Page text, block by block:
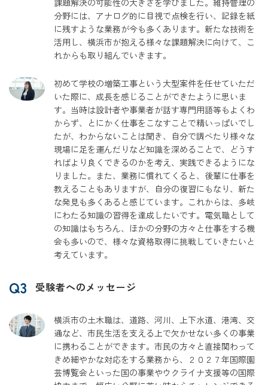
課題解決の可能性の大きさを学びました。維持管理の
分野には、アナログ的に目視で点検を行い、記録を紙
に残すような業務が今も多くあります。新たな技術を
活用し、横浜市が抱える様々な課題解決に向けて、こ
れからも取り組んでいきます。
初めて学校の増築工事という大型案件を任せていただ
いた際に、成長を感じることができたように思いま
す。当時は設計者や事業者が話す専門用語等もよくわ
からず、とにかく仕事をこなすことで精いっぱいでし
たが、わからないことは聞き、自分で調べたり様々な
現場に足を運んだりなど知識を深めることで、どうす
ればより良くできるのかを考え、実践できるようにな
りました。また、業務に慣れてくると、後輩に仕事を
教えることもありますが、自分の復習にもなり、新た
な発見も多くあると感じています。これからは、多岐
にわたる知識の習得を達成したいです。電気職として
の知識はもちろん、ほかの分野の方々と仕事をする機
会も多いので、様々な資格取得に挑戦していきたいと
考えています。
Q3 受験者へのメッセージ
横浜市の土木職は、道路、河川、上下水道、港湾、交
通など、市民生活を支える上で欠かせない多くの事業
に携わることができます。市民の方々と直接関わって
きめ細やかな対応をする業務から、２０２７年国際園
芸博覧会といった国の事業やウクライナ支援等の国際